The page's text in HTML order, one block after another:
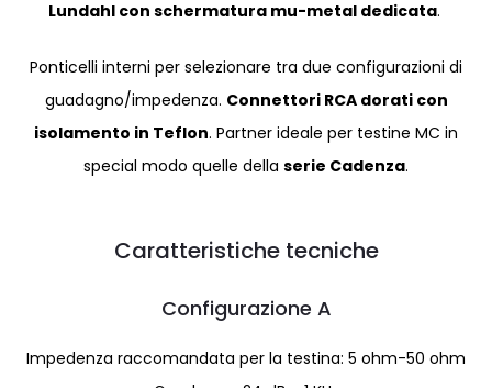
Lundahl con schermatura mu-metal dedicata.
Ponticelli interni per selezionare tra due configurazioni di
guadagno/impedenza. Connettori RCA dorati con
isolamento in Teflon. Partner ideale per testine MC in
special modo quelle della serie Cadenza.
Caratteristiche tecniche
Configurazione A
Impedenza raccomandata per la testina: 5 ohm-50 ohm